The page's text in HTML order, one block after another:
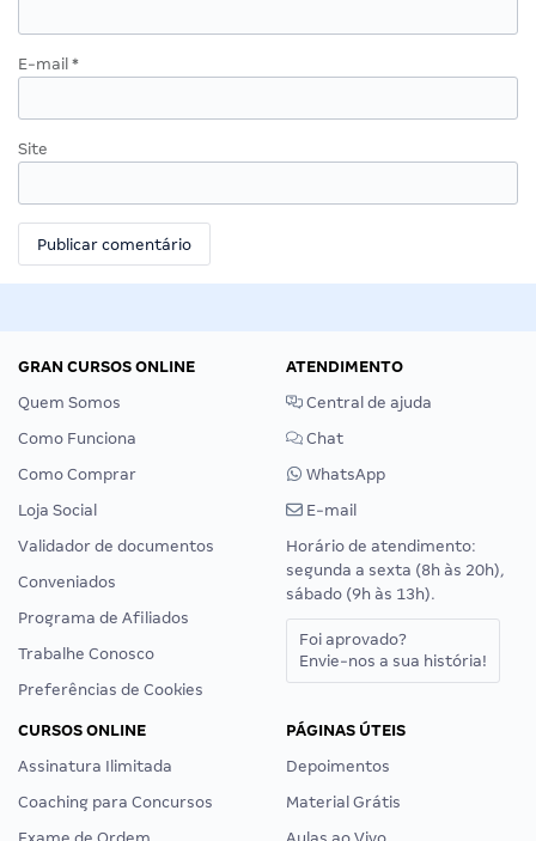
E-mail *
Site
GRAN CURSOS ONLINE
Quem Somos
Como Funciona
Como Comprar
Loja Social
Validador de documentos
Conveniados
Programa de Afiliados
Trabalhe Conosco
Preferências de Cookies
ATENDIMENTO
Central de ajuda
Chat
WhatsApp
E-mail
Horário de atendimento:
segunda a sexta (8h às 20h),
sábado (9h às 13h).
Foi aprovado?
Envie-nos a sua história!
CURSOS ONLINE
Assinatura Ilimitada
Coaching para Concursos
PÁGINAS ÚTEIS
Depoimentos
Material Grátis